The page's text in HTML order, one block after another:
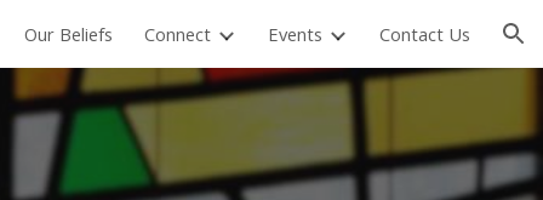
Our Beliefs Connect Events Contact Us